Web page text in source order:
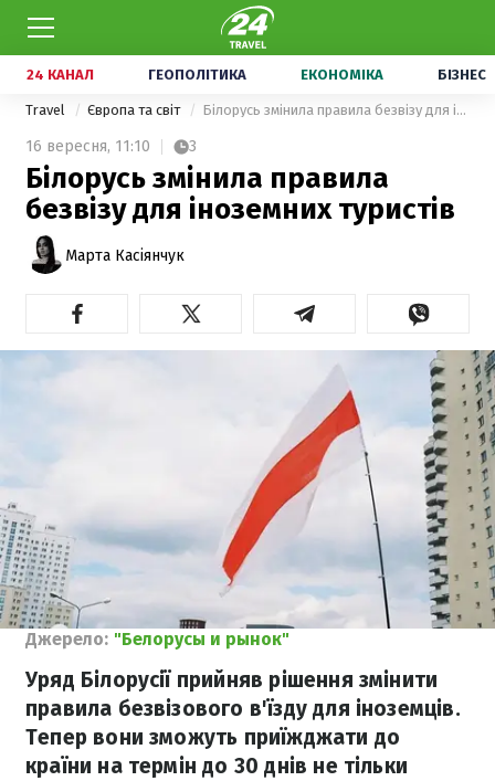
24 КАНАЛ ГЕОПОЛІТИКА ЕКОНОМІКА БІЗНЕС
Travel Європа та світ Білорусь змінила правила безвізу для іноземних туристів
16 вересня, 11:10 3
Білорусь змінила правила
безвізу для іноземних туристів
Марта Касіянчук
Джерело: "Белорусы и рынок"
Уряд Білорусії прийняв рішення змінити
правила безвізового в'їзду для іноземців.
Тепер вони зможуть приїжджати до
країни на термін до 30 днів не тільки